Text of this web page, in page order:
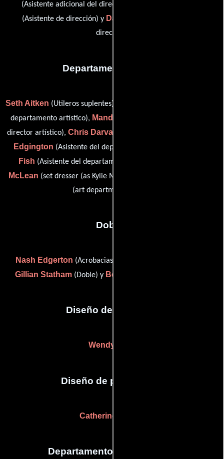
(Asistente adicional del director),
(Asistente de dirección) y Darren Mallett
dirección)
Departamento de arte
Seth Aitken (Utileros suplentes),
departamento artístico), Mandi Bialek-Wester
director artístico), Chris Darvall
Edgington (Asistente del departamento artístico),
Fish (Asistente del departamento artístico),
McLean (set dresser (as Kylie McLean)) y
(art department runner)
Dobles
Nash Edgerton (Acrobacias),
Gillian Statham(Doble) y Bernadette Winthers
Diseño de vestuario
Wendy Cork
Diseño de producción
Catherine Mansill
Departamento de maquillaje